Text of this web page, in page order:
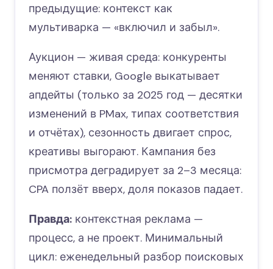
предыдущие: контекст как
мультиварка — «включил и забыл».
Аукцион — живая среда: конкуренты
меняют ставки, Google выкатывает
апдейты (только за 2025 год — десятки
изменений в PMax, типах соответствия
и отчётах), сезонность двигает спрос,
креативы выгорают. Кампания без
присмотра деградирует за 2–3 месяца:
CPA ползёт вверх, доля показов падает.
Правда: контекстная реклама —
процесс, а не проект. Минимальный
цикл: еженедельный разбор поисковых